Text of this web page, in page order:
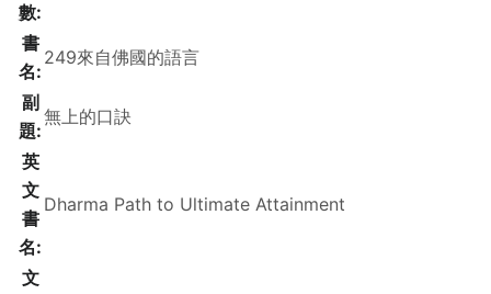
數:
書
名:
副
題:
英
文
書
名:
文